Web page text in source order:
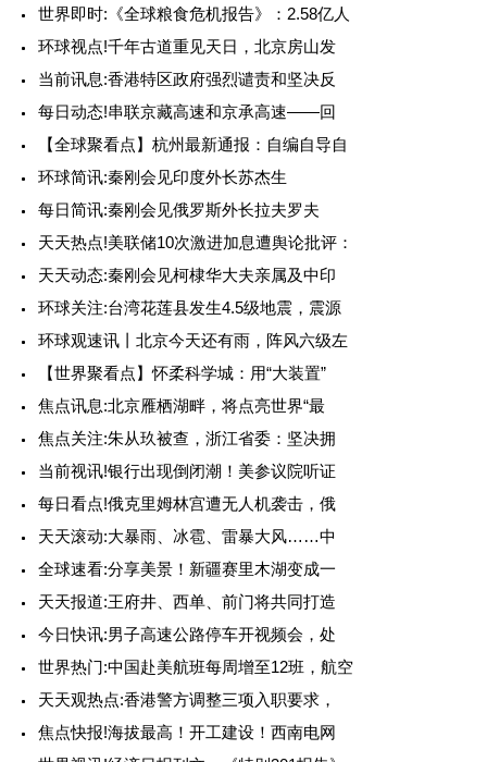
世界即时:《全球粮食危机报告》：2.58亿人
环球视点!千年古道重见天日，北京房山发
当前讯息:香港特区政府强烈谴责和坚决反
每日动态!串联京藏高速和京承高速——回
【全球聚看点】杭州最新通报：自编自导自
环球简讯:秦刚会见印度外长苏杰生
每日简讯:秦刚会见俄罗斯外长拉夫罗夫
天天热点!美联储10次激进加息遭舆论批评：
天天动态:秦刚会见柯棣华大夫亲属及中印
环球关注:台湾花莲县发生4.5级地震，震源
环球观速讯丨北京今天还有雨，阵风六级左
【世界聚看点】怀柔科学城：用“大装置”
焦点讯息:北京雁栖湖畔，将点亮世界“最
焦点关注:朱从玖被查，浙江省委：坚决拥
当前视讯!银行出现倒闭潮！美参议院听证
每日看点!俄克里姆林宫遭无人机袭击，俄
天天滚动:大暴雨、冰雹、雷暴大风……中
全球速看:分享美景！新疆赛里木湖变成一
天天报道:王府井、西单、前门将共同打造
今日快讯:男子高速公路停车开视频会，处
世界热门:中国赴美航班每周增至12班，航空
天天观热点:香港警方调整三项入职要求，
焦点快报!海拔最高！开工建设！西南电网